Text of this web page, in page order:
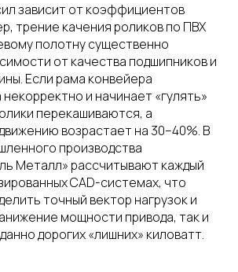
зависит от коэффициентов
трение качения роликов по ПВХ
полотну существенно
от качества подшипников и
Если рама конвейера
и начинает «гулять»
перекашиваются, а
возрастает на 30–40%. В
производства
Металл» рассчитывают каждый
CAD-системах, что
точный вектор нагрузок и
мощности привода, так и
дорогих «лишних» киловатт.